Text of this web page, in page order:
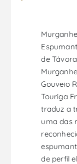
de
Gouveio
Touriga
traduz a
uma das
de perfil